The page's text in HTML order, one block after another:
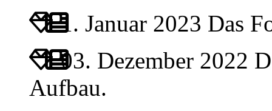
1. Januar 2023 Das
03. Dezember 2022
Aufbau.